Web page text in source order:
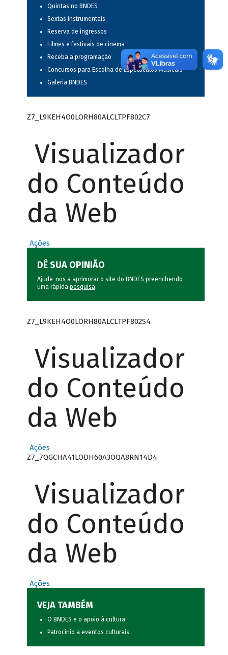
Quintas no BNDES
Sextas instrumentais
Reserva de ingressos
Filmes e festivais de cinema
Receba a programação
Concursos para Escolha de Espetáculos Musicais
Galeria BNDES
Z7_L9KEH4O0LORH80ALCLTPF802C7
Visualizador
do Conteúdo
da Web
Ações
DÊ SUA OPINIÃO
Ajude-nos a aprimorar o site do BNDES preenchendo
uma rápida pesquisa.
Z7_L9KEH4O0LORH80ALCLTPF802S4
Visualizador
do Conteúdo
da Web
Ações
Z7_7QGCHA41LODH60A3OQA8RN14D4
Visualizador
do Conteúdo
da Web
Ações
VEJA TAMBÉM
O BNDES e o apoio à cultura
Patrocínio a eventos culturais